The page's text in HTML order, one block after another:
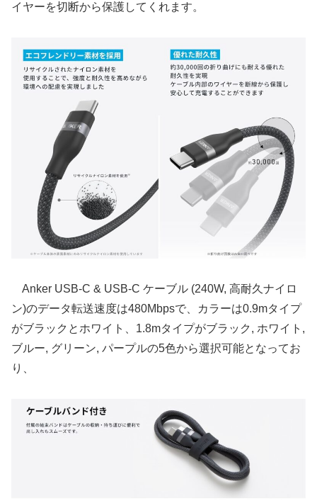
イヤーを切断から保護してくれます。
Anker USB-C & USB-C ケーブル (240W, 高耐久ナイロ
ン)のデータ転送速度は480Mbpsで、カラーは0.9mタイプ
がブラックとホワイト、1.8mタイプがブラック, ホワイト,
ブルー, グリーン, パープルの5色から選択可能となってお
り、